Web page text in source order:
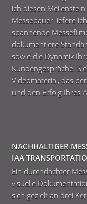
ich diesen
Messebauer liefere
spannende
dokumentiere
sowie die Dynamik
Kundengespräche.
Videomaterial, das
und den Erfolg Ihres
NACHHALTIGER
IAA
Ein durchdachter
visuelle
sich gezielt an drei